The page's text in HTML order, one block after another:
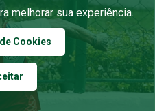
melhorar sua experiência.
Cookies